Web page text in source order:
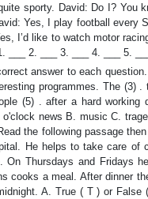
sporty. David: Do I?
Yes, I play football every
I’d like to watch motor
2. ___ 3. ___ 4. ___ 5. ___
answer to each
programmes. The (3)
(5) . after a hard
news B. music C.
the following passage
He helps to take care
On Thursdays and Fridays
cooks a meal. After dinner
A. True ( T ) or